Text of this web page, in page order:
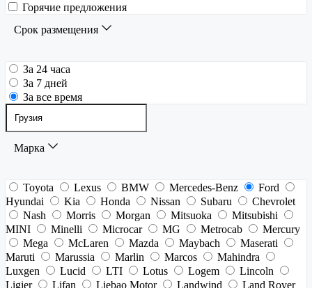
Горячие предложения
Срок размещения
За 24 часа
За 7 дней
За все время
Марка
Toyota Lexus BMW Mercedes-Benz
Ford
Hyundai
Kia Honda Nissan Subaru
Chevrolet
Nash
Morris Morgan Mitsuoka
Mitsubishi
MINI
Minelli Microcar MG Metrocab
Mercury
Mega
McLaren Mazda Maybach
Maserati
Maruti
Marussia Marlin Marcos
Mahindra
Luxgen
Lucid LTI Lotus Logem
Lincoln
Ligier
Lifan Liebao Motor Landwind
Land Rover